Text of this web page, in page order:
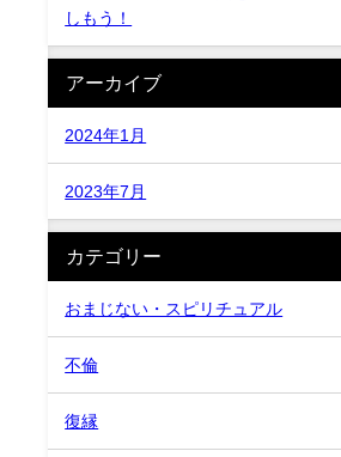
しもう！
アーカイブ
2024年1月
2023年7月
カテゴリー
おまじない・スピリチュアル
不倫
復縁